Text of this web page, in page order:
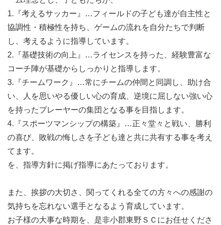
1.『考えるサッカー』…フィールドの子ども達が自主性と
協調性・積極性を持ち、ゲームの流れを自分たちで判断
し、考えるように指導しています。
2.『基礎技術の向上』…ライセンスを持った、経験豊富な
コーチ陣が基礎からしっかりと指導します。
3.『チームワーク』…常にチームの仲間と同調し、助け合
い、人を思いやる優しい心の育成、逆境に屈しない強い心
を持ったプレーヤーの集団となる事を目指します。
4.『スポーツマンシップの構築』…正々堂々と戦い、勝利
の喜び、敗戦の悔しさを子ども達と共に共有する事を考え
てます。
を、指導方針に掲げ指導にあたっております。
また、挨拶の大切さ、関ってくれる全ての方々への感謝の
気持ちを忘れない選手となるよう育成しています。
お子様の大事な時期を、是非小郡東野ＳＣにお任せくださ